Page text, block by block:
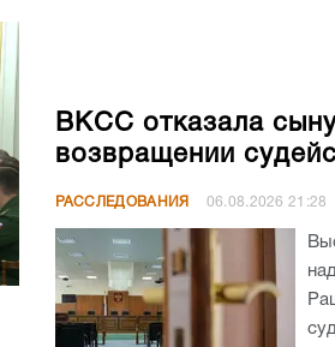
ВКСС отказала
возвращении
РАССЛЕДОВАНИЯ 06.08.202621:28